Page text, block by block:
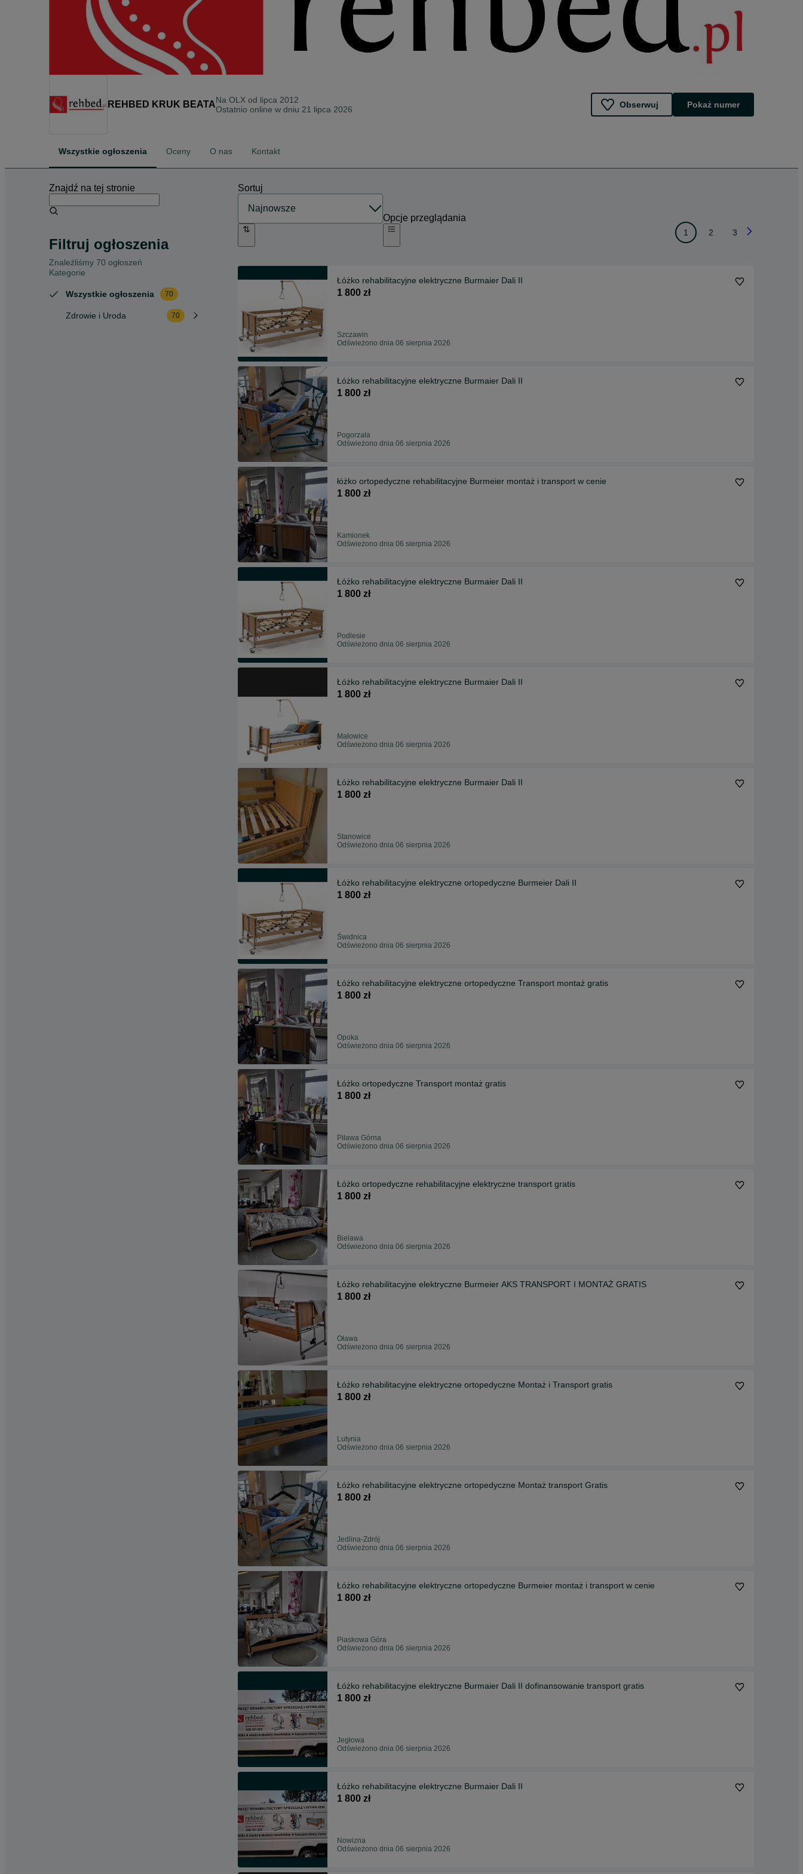
REHBED KRUK BEATANa OLX od lipca 2012
Ostatnio online w dniu 21 lipca 2026
Obserwuj Pokaż numer
Wszystkie ogłoszenia Oceny O nas Kontakt
Znajdź na tej stronie
Filtruj ogłoszenia
Znaleźliśmy 70 ogłoszeń
Kategorie
Wszystkie ogłoszenia 70
Zdrowie i Uroda 70
Sortuj
Opcje przeglądania
1 2 3
Łóżko rehabilitacyjne elektryczne Burmaier Dali II
1 800 zł
Szczawin
Odświeżono dnia 06 sierpnia 2026
Łóżko rehabilitacyjne elektryczne Burmaier Dali II
1 800 zł
Pogorzała
Odświeżono dnia 06 sierpnia 2026
łóżko ortopedyczne rehabilitacyjne Burmeier montaż i transport w cenie
1 800 zł
Kamionek
Odświeżono dnia 06 sierpnia 2026
Łóżko rehabilitacyjne elektryczne Burmaier Dali II
1 800 zł
Podlesie
Odświeżono dnia 06 sierpnia 2026
Łóżko rehabilitacyjne elektryczne Burmaier Dali II
1 800 zł
Małowice
Odświeżono dnia 06 sierpnia 2026
Łóżko rehabilitacyjne elektryczne Burmaier Dali II
1 800 zł
Stanowice
Odświeżono dnia 06 sierpnia 2026
Łóżko rehabilitacyjne elektryczne ortopedyczne Burmeier Dali II
1 800 zł
Świdnica
Odświeżono dnia 06 sierpnia 2026
Łóżko rehabilitacyjne elektryczne ortopedyczne Transport montaż gratis
1 800 zł
Opoka
Odświeżono dnia 06 sierpnia 2026
Łóżko ortopedyczne Transport montaż gratis
1 800 zł
Piława Górna
Odświeżono dnia 06 sierpnia 2026
Łóżko ortopedyczne rehabilitacyjne elektryczne transport gratis
1 800 zł
Bielawa
Odświeżono dnia 06 sierpnia 2026
Łóżko rehabilitacyjne elektryczne Burmeier AKS TRANSPORT I MONTAŻ GRATIS
1 800 zł
Oława
Odświeżono dnia 06 sierpnia 2026
Łóżko rehabilitacyjne elektryczne ortopedyczne Montaż i Transport gratis
1 800 zł
Lutynia
Odświeżono dnia 06 sierpnia 2026
Łóżko rehabilitacyjne elektryczne ortopedyczne Montaż transport Gratis
1 800 zł
Jedlina-Zdrój
Odświeżono dnia 06 sierpnia 2026
Łóżko rehabilitacyjne elektryczne ortopedyczne Burmeier montaż i transport w cenie
1 800 zł
Piaskowa Góra
Odświeżono dnia 06 sierpnia 2026
Łóżko rehabilitacyjne elektryczne Burmaier Dali II dofinansowanie transport gratis
1 800 zł
Jegłowa
Odświeżono dnia 06 sierpnia 2026
Łóżko rehabilitacyjne elektryczne Burmaier Dali II
1 800 zł
Nowizna
Odświeżono dnia 06 sierpnia 2026